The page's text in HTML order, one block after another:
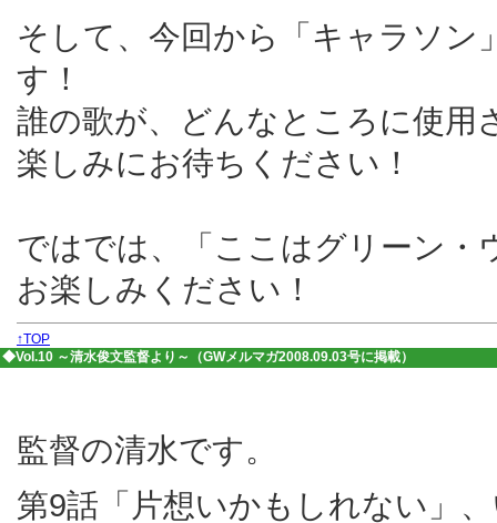
そして、今回から「キャラソン
す！
誰の歌が、どんなところに使用
楽しみにお待ちください！
ではでは、「ここはグリーン・
お楽しみください！
↑TOP
◆Vol.10 ～清水俊文監督より～（GWメルマガ2008.09.03号に掲載）
監督の清水です。
第9話「片想いかもしれない」